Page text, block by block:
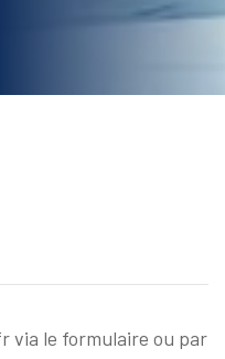
via le formulaire ou par